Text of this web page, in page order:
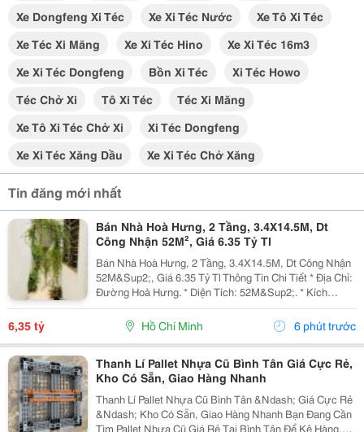
Xe Dongfeng Xi Téc
Xe Xi Téc Nước
Xe Tô Xi Téc
Xe Téc Xi Măng
Xe Xi Téc Hino
Xe Xi Téc 16m3
Xe Xi Téc Dongfeng
Bồn Xi Téc
Xi Téc Howo
Téc Chở Xi
Tô Xi Téc
Téc Xi Măng
Xe Tô Xi Téc Chở Xi
Xi Téc Dongfeng
Xe Xi Téc Xăng Dầu
Xe Xi Téc Chở Xăng
Tin đăng mới nhất
Bán Nhà Hoà Hưng, 2 Tầng, 3.4X14.5M, Dt
Công Nhận 52M², Giá 6.35 Tỷ Tl
Bán Nhà Hoà Hưng, 2 Tầng, 3.4X14.5M, Dt Công Nhận
52M&Sup2;, Giá 6.35 Tỷ Tl Thông Tin Chi Tiết * Địa Chỉ:
Đường Hoà Hưng. * Diện Tích: 52M&Sup2;. * Kích
Thước: 3.4M X 14.5M. * Kết Cấu: 1 Trệt 1 Lầu. * Hiện
Trạng: 1 Phòng Ngủ, Chủ Nhà Hoàn Thiện...
6,35 tỷ Hồ Chí Minh 6 phút trước
Thanh Lí Pallet Nhựa Cũ Bình Tân Giá Cực Rẻ,
Kho Có Sẵn, Giao Hàng Nhanh
Thanh Lí Pallet Nhựa Cũ Bình Tân &Ndash; Giá Cực Rẻ
&Ndash; Kho Có Sẵn, Giao Hàng Nhanh Bạn Đang Cần
Tìm Pallet Nhựa Cũ Giá Rẻ Tại Bình Tân Để Kê Hàng,